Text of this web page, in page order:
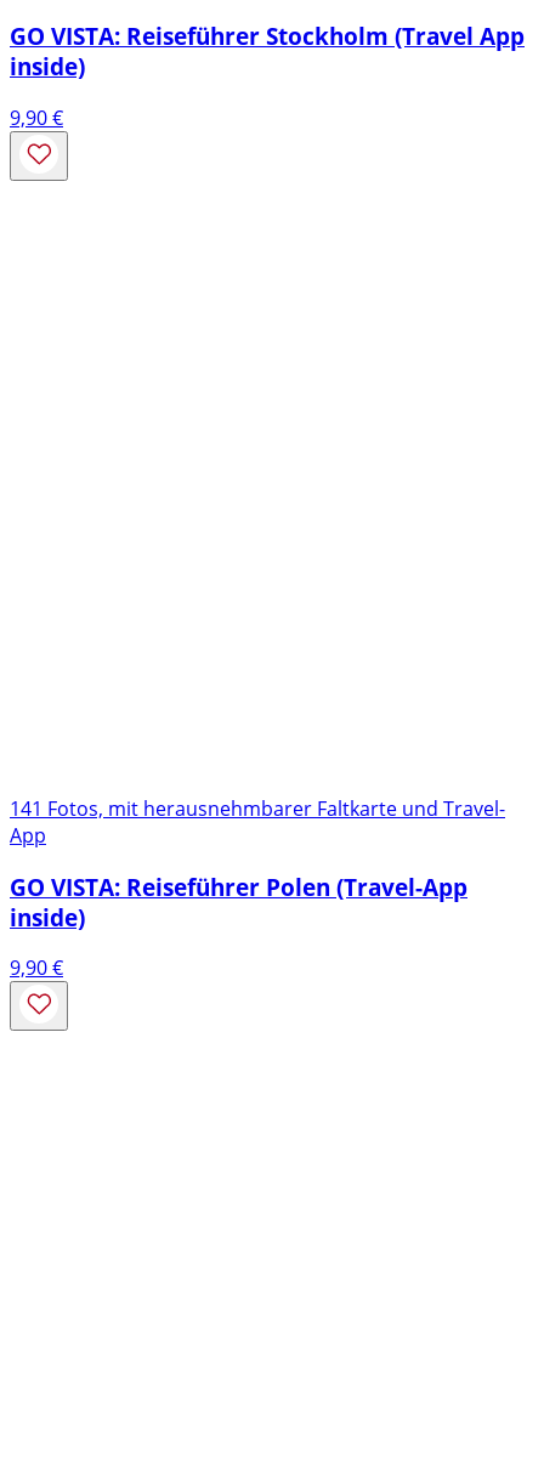
GO VISTA: Reiseführer Stockholm (Travel App
inside)
9,90€
141 Fotos, mit herausnehmbarer Faltkarte und Travel-
App
GO VISTA: Reiseführer Polen (Travel-App
inside)
9,90€